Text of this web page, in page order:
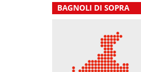
.
BAGNOLI DI SOPRA